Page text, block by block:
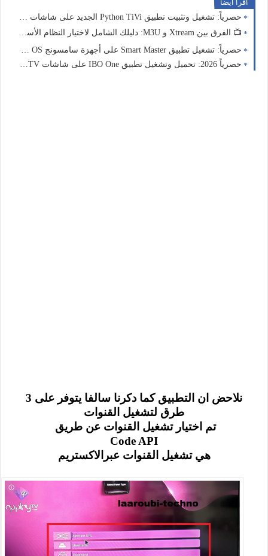
اقرا ايضا
حصرياً: تشغيل وتثبيت تطبيق Python TiVi الجديد على شاشات Android TV و FireStick
📺 الفرق بين Xtream و M3U: دليلك الشامل لاختيار النظام الأسرع لجهازك
حصرياً: تشغيل تطبيق Smart Master على أجهزة سامسونج Tizen OS بدون تعقيدات
حصرياً 2026: تحميل وتشغيل تطبيق IBO One على شاشات Samsung Smart TV – دليلك الشامل لتجربة ترفيهية متكاملة لمدة سنة
نلاحض ان التطبيق كما دكرنا سالفا يتوفر على 3
طرق لتشغيل القنوات
تم اختيار تشغيل القنوات عن طريق
Code API
هي تشغيل القنوات عبرالاكستريم